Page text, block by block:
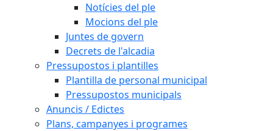
Notícies del ple
Mocions del ple
Juntes de govern
Decrets de l'alcadia
Pressupostos i plantilles
Plantilla de personal municipal
Pressupostos municipals
Anuncis / Edictes
Plans, campanyes i programes